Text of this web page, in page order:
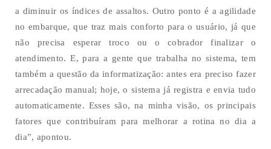
a diminuir os índices de assaltos. Outro ponto é a agilidade
no embarque, que traz mais conforto para o usuário, já que
não precisa esperar troco ou o cobrador finalizar o
atendimento. E, para a gente que trabalha no sistema, tem
também a questão da informatização: antes era preciso fazer
arrecadação manual; hoje, o sistema já registra e envia tudo
automaticamente. Esses são, na minha visão, os principais
fatores que contribuíram para melhorar a rotina no dia a
dia”, apontou.